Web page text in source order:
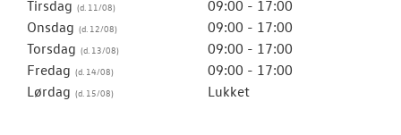
Tirsdag
09:00 - 17:00
Onsdag
09:00 - 17:00
Torsdag
09:00 - 17:00
Fredag
09:00 - 17:00
Lørdag
Lukket